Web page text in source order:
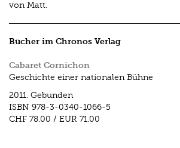
von Matt.
Bücher im Chronos Verlag
Cabaret Cornichon
Geschichte einer nationalen Bühne
2011. Gebunden
ISBN 978-3-0340-1066-5
CHF 78.00 / EUR 71.00